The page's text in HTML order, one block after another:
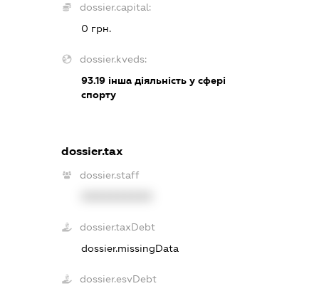
dossier.capital:
0 грн.
dossier.kveds:
93.19 інша діяльність у сфері
спорту
dossier.tax
dossier.staff
dossier.taxDebt
dossier.missingData
dossier.esvDebt